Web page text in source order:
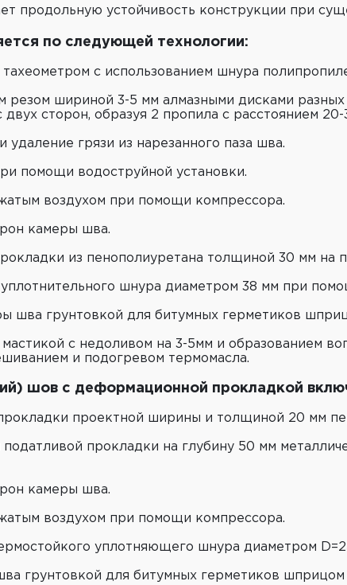
продольную устойчивость конструкции при
по следующей технологии:
тахеометром с использованием шнура
резом шириной 3-5 мм алмазными дисками
двух сторон, образуя 2 пропила с расстоянием
удаление грязи из нарезанного паза шва.
помощи водоструйной установки.
воздухом при помощи компрессора.
камеры шва.
из пенополиуретана толщиной 30 мм на
шнура диаметром 38 мм при
шва грунтовкой для битумных герметиков
c недоливом на 3-5мм и образованием
и подогревом термомасла.
шов с деформационной прокладкой
проектной ширины и толщиной 20 мм
податливой прокладки на глубину 50 мм
камеры шва.
воздухом при помощи компрессора.
уплотняющего шнура диаметром
грунтовкой для битумных герметиков